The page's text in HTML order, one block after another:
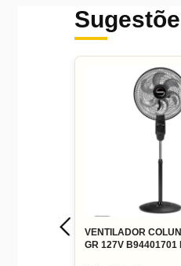
VENTILADOR
GR 127V B94401701